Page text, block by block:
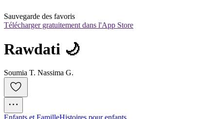
Sauvegarde des favoris
Télécharger gratuitement dans l'App Store
Rawdati 🌙
Soumia T. Nassima G.
Enfants et FamilleHistoires pour enfants